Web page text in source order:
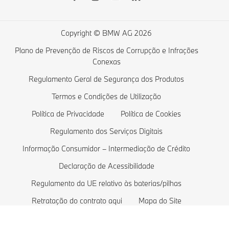
Campanhas Empresas
Comparar Veículos BMW
Loja de lifestyle BMW
Série BMW 2
Série BMW M
Custos de veículos elétricos
Veículos híbridos plug-in
Copyright © BMW AG 2026
Plano de Prevenção de Riscos de Corrupção e Infrações
Conexas
Regulamento Geral de Segurança dos Produtos
Termos e Condições de Utilização
Política de Privacidade
Política de Cookies
Regulamento dos Serviços Digitais
Informação Consumidor – Intermediação de Crédito
Declaração de Acessibilidade
Regulamento da UE relativo às baterias/pilhas
Retratação do contrato aqui
Mapa do Site